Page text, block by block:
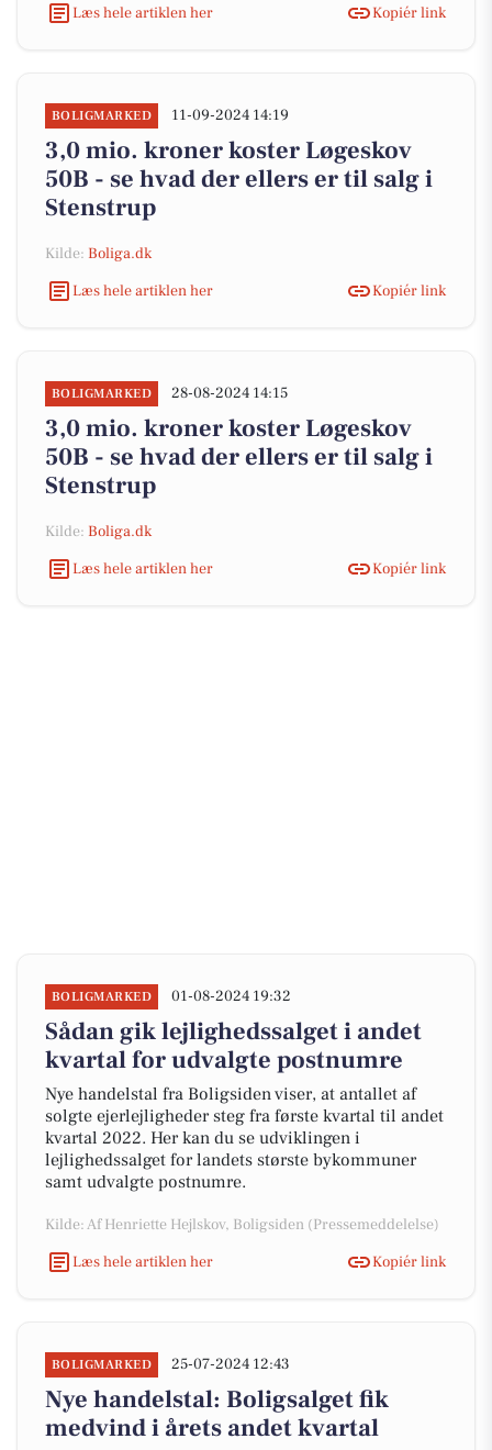
Læs hele artiklen her
Kopiér link
BOLIGMARKED 11-09-2024 14:19
3,0 mio. kroner koster Løgeskov
50B - se hvad der ellers er til salg i
Stenstrup
Kilde: Boliga.dk
Læs hele artiklen her
Kopiér link
BOLIGMARKED 28-08-2024 14:15
3,0 mio. kroner koster Løgeskov
50B - se hvad der ellers er til salg i
Stenstrup
Kilde: Boliga.dk
Læs hele artiklen her
Kopiér link
BOLIGMARKED 01-08-2024 19:32
Sådan gik lejlighedssalget i andet
kvartal for udvalgte postnumre
Nye handelstal fra Boligsiden viser, at antallet af
solgte ejerlejligheder steg fra første kvartal til andet
kvartal 2022. Her kan du se udviklingen i
lejlighedssalget for landets største bykommuner
samt udvalgte postnumre.
Kilde: Af Henriette Hejlskov, Boligsiden (Pressemeddelelse)
Læs hele artiklen her
Kopiér link
BOLIGMARKED 25-07-2024 12:43
Nye handelstal: Boligsalget fik
medvind i årets andet kvartal